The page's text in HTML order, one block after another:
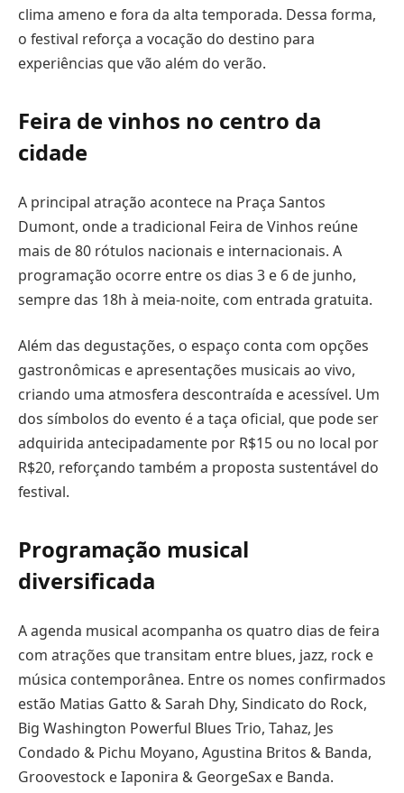
clima ameno e fora da alta temporada. Dessa forma,
o festival reforça a vocação do destino para
experiências que vão além do verão.
Feira de vinhos no centro da
cidade
A principal atração acontece na Praça Santos
Dumont, onde a tradicional Feira de Vinhos reúne
mais de 80 rótulos nacionais e internacionais. A
programação ocorre entre os dias 3 e 6 de junho,
sempre das 18h à meia-noite, com entrada gratuita.
Além das degustações, o espaço conta com opções
gastronômicas e apresentações musicais ao vivo,
criando uma atmosfera descontraída e acessível. Um
dos símbolos do evento é a taça oficial, que pode ser
adquirida antecipadamente por R$15 ou no local por
R$20, reforçando também a proposta sustentável do
festival.
Programação musical
diversificada
A agenda musical acompanha os quatro dias de feira
com atrações que transitam entre blues, jazz, rock e
música contemporânea. Entre os nomes confirmados
estão Matias Gatto & Sarah Dhy, Sindicato do Rock,
Big Washington Powerful Blues Trio, Tahaz, Jes
Condado & Pichu Moyano, Agustina Britos & Banda,
Groovestock e Iaponira & GeorgeSax e Banda.